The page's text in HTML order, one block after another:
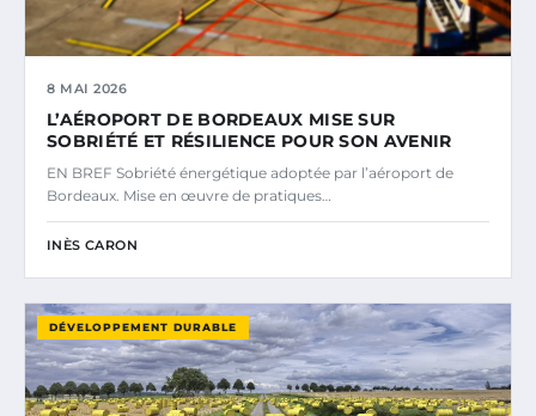
8 MAI 2026
L’AÉROPORT DE BORDEAUX MISE SUR
SOBRIÉTÉ ET RÉSILIENCE POUR SON AVENIR
EN BREF Sobriété énergétique adoptée par l’aéroport de
Bordeaux. Mise en œuvre de pratiques…
INÈS CARON
DÉVELOPPEMENT DURABLE